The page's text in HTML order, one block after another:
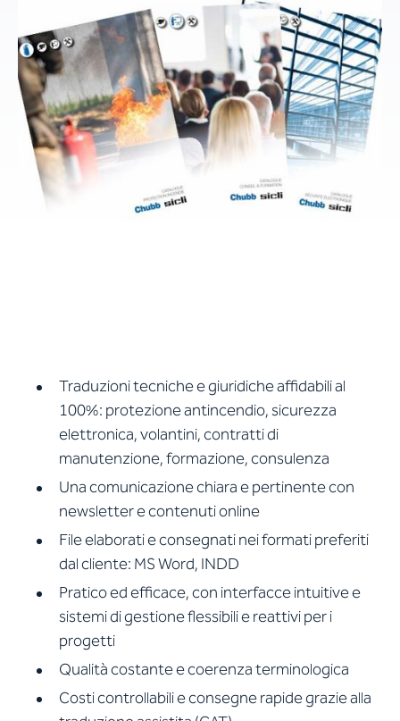
Traduzioni tecniche e giuridiche affidabili al
100%: protezione antincendio, sicurezza
elettronica, volantini, contratti di
manutenzione, formazione, consulenza
Una comunicazione chiara e pertinente con
newsletter e contenuti online
File elaborati e consegnati nei formati preferiti
dal cliente: MS Word, INDD
Pratico ed efficace, con interfacce intuitive e
sistemi di gestione flessibili e reattivi per i
progetti
Qualità costante e coerenza terminologica
Costi controllabili e consegne rapide grazie alla